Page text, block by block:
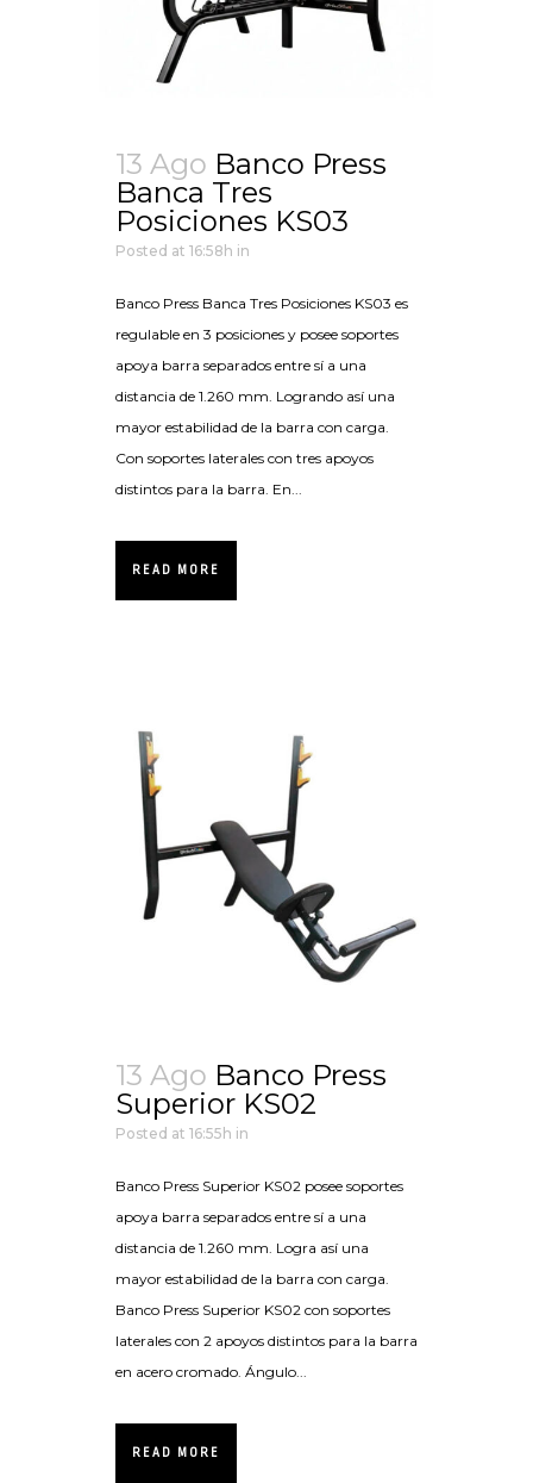
13 Ago Banco Press
Banca Tres
Posiciones KS03
Posted at 16:58h in
Banco Press Banca Tres Posiciones KS03 es
regulable en 3 posiciones y posee soportes
apoya barra separados entre sí a una
distancia de 1.260 mm. Logrando así una
mayor estabilidad de la barra con carga.
Con soportes laterales con tres apoyos
distintos para la barra. En...
READ MORE
13 Ago Banco Press
Superior KS02
Posted at 16:55h in
Banco Press Superior KS02 posee soportes
apoya barra separados entre sí a una
distancia de 1.260 mm. Logra así una
mayor estabilidad de la barra con carga.
Banco Press Superior KS02 con soportes
laterales con 2 apoyos distintos para la barra
en acero cromado. Ángulo...
READ MORE